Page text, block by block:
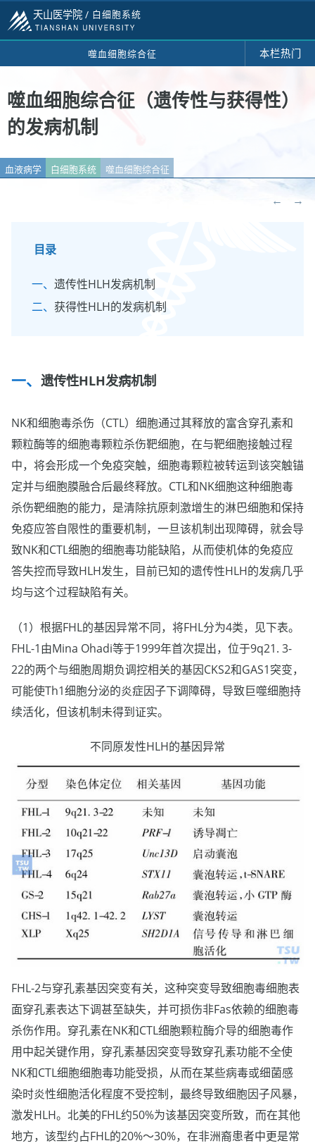
天山医学院 / 白细胞系统
噬血细胞综合征 本栏热门
噬血细胞综合征（遗传性与获得性）
的发病机制
血液病学 白细胞系统 噬血细胞综合征
← →
目录
遗传性HLH发病机制
获得性HLH的发病机制
遗传性HLH发病机制
NK和细胞毒杀伤（CTL）细胞通过其释放的富含穿孔素和
颗粒酶等的细胞毒颗粒杀伤靶细胞，在与靶细胞接触过程
中，将会形成一个免疫突触，细胞毒颗粒被转运到该突触锚
定并与细胞膜融合后最终释放。CTL和NK细胞这种细胞毒
杀伤靶细胞的能力，是清除抗原刺激增生的淋巴细胞和保持
免疫应答自限性的重要机制，一旦该机制出现障碍，就会导
致NK和CTL细胞的细胞毒功能缺陷，从而使机体的免疫应
答失控而导致HLH发生，目前已知的遗传性HLH的发病几乎
均与这个过程缺陷有关。
（1）根据FHL的基因异常不同，将FHL分为4类，见下表。
FHL-1由Mina Ohadi等于1999年首次提出，位于9q21. 3-
22的两个与细胞周期负调控相关的基因CKS2和GAS1突变，
可能使Th1细胞分泌的炎症因子下调障碍，导致巨噬细胞持
续活化，但该机制未得到证实。
不同原发性HLH的基因异常
FHL-2与穿孔素基因突变有关，这种突变导致细胞毒细胞表
面穿孔素表达下调甚至缺失，并可损伤非Fas依赖的细胞毒
杀伤作用。穿孔素在NK和CTL细胞颗粒酶介导的细胞毒作
用中起关键作用，穿孔素基因突变导致穿孔素功能不全使
NK和CTL细胞细胞毒功能受损，从而在某些病毒或细菌感
染时炎性细胞活化程度不受控制，最终导致细胞因子风暴，
激发HLH。北美的FHL约50%为该基因突变所致，而在其他
地方，该型约占FHL的20%～30%，在非洲裔患者中更是常